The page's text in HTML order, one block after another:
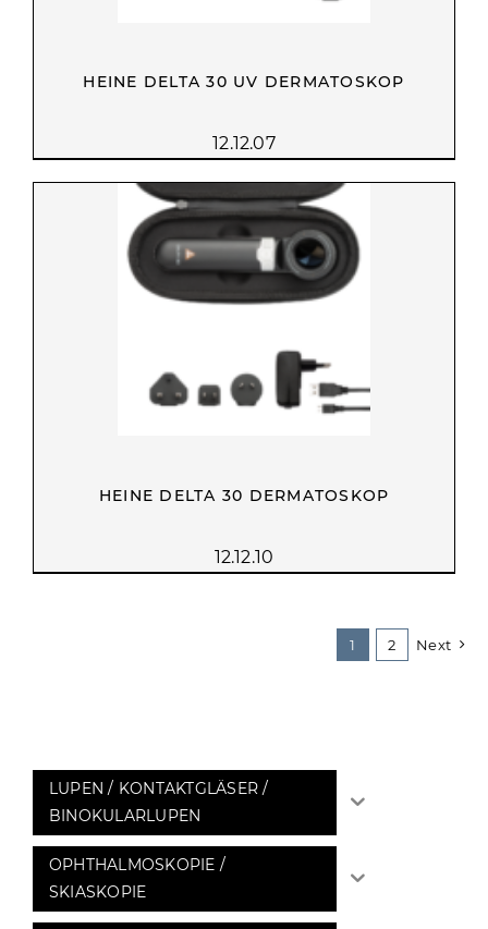
HEINE DELTA 30 UV DERMATOSKOP
12.12.07
HEINE DELTA 30 DERMATOSKOP
12.12.10
1 2 Next
LUPEN / KONTAKTGLÄSER /
BINOKULARLUPEN
OPHTHALMOSKOPIE /
SKIASKOPIE